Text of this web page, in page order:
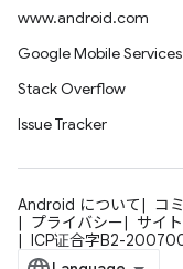
www.android.com
Google Mobile Services
Stack Overflow
Issue Tracker
Android について コ
プライバシー
サイ
ICP证合字B2-